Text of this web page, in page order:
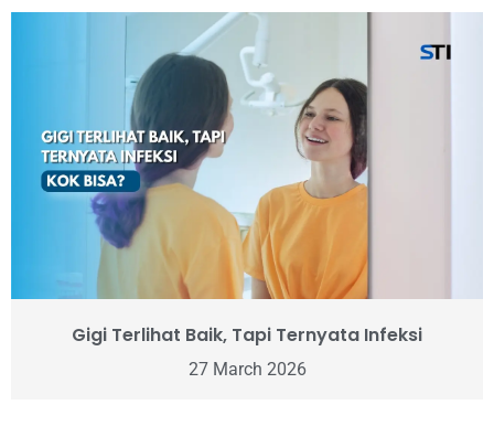
Gigi Terlihat Baik, Tapi Ternyata Infeksi
27 March 2026